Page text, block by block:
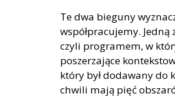
Te dwa bieguny
współpracujemy.
czyli programem, w
poszerzające
który był dodawany do
chwili mają pięć